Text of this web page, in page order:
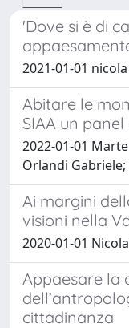
'Dove si è di
2021-01-01
Abitare le
SIAA un
2022-01-01
Orlandi
Ai margini
visioni nella
2020-01-01
Appaesare la
cittadinanza